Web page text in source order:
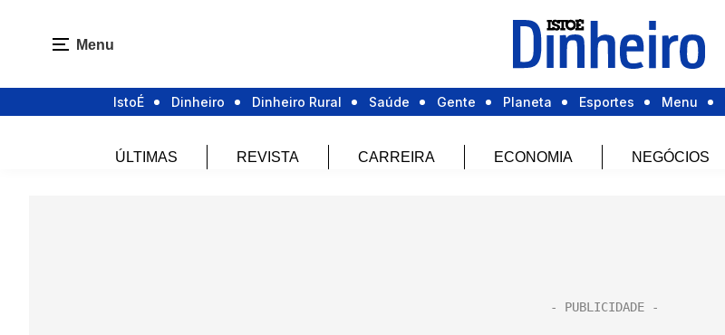
Menu
IstoÉ Dinheiro Dinheiro Rural Saúde Gente Planeta Esportes Menu
ÚLTIMAS REVISTA CARREIRA ECONOMIA NEGÓCIOS